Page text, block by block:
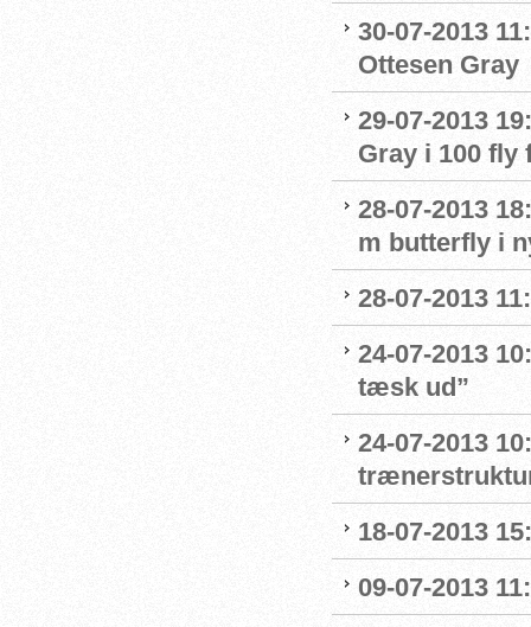
30-07-2013
Ottesen Gray
29-07-2013
Gray i 100 fly
28-07-2013
m butterfly i
28-07-2013
24-07-2013
tæsk ud”
24-07-2013
18-07-2013
09-07-2013